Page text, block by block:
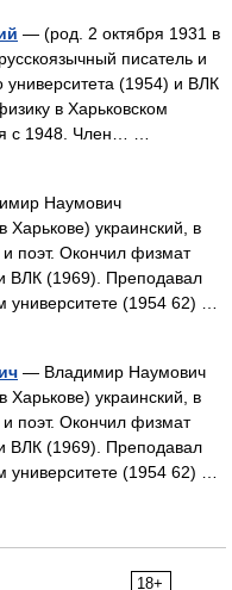
— (род. 2 октября 1931 в
писатель и
университета (1954) и ВЛК
в Харьковском
с 1948. Член… …
Наумович
Харькове) украинский, в
поэт. Окончил физмат
ВЛК (1969). Преподавал
университете (1954 62) …
— Владимир Наумович
Харькове) украинский, в
поэт. Окончил физмат
ВЛК (1969). Преподавал
университете (1954 62) …
18+